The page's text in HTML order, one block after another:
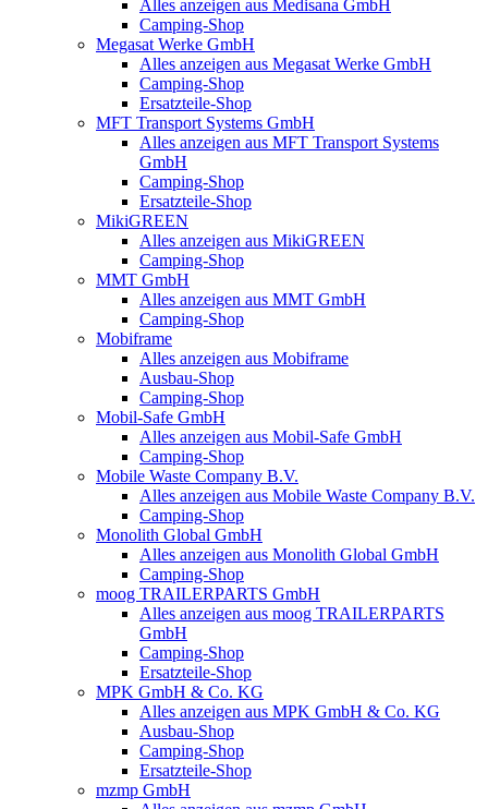
Alles anzeigen aus Medisana GmbH
Camping-Shop
Megasat Werke GmbH
Alles anzeigen aus Megasat Werke GmbH
Camping-Shop
Ersatzteile-Shop
MFT Transport Systems GmbH
Alles anzeigen aus MFT Transport Systems
GmbH
Camping-Shop
Ersatzteile-Shop
MikiGREEN
Alles anzeigen aus MikiGREEN
Camping-Shop
MMT GmbH
Alles anzeigen aus MMT GmbH
Camping-Shop
Mobiframe
Alles anzeigen aus Mobiframe
Ausbau-Shop
Camping-Shop
Mobil-Safe GmbH
Alles anzeigen aus Mobil-Safe GmbH
Camping-Shop
Mobile Waste Company B.V.
Alles anzeigen aus Mobile Waste Company B.V.
Camping-Shop
Monolith Global GmbH
Alles anzeigen aus Monolith Global GmbH
Camping-Shop
moog TRAILERPARTS GmbH
Alles anzeigen aus moog TRAILERPARTS
GmbH
Camping-Shop
Ersatzteile-Shop
MPK GmbH & Co. KG
Alles anzeigen aus MPK GmbH & Co. KG
Ausbau-Shop
Camping-Shop
Ersatzteile-Shop
mzmp GmbH